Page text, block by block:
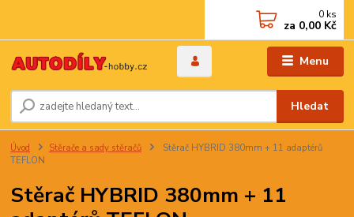
Menu
Hledat
0 ks
za 0,00 Kč
Úvod Stěrače a sady stěračů
Stěrač HYBRID 380mm + 11 adaptérů
TEFLON
Stěrač HYBRID 380mm + 11